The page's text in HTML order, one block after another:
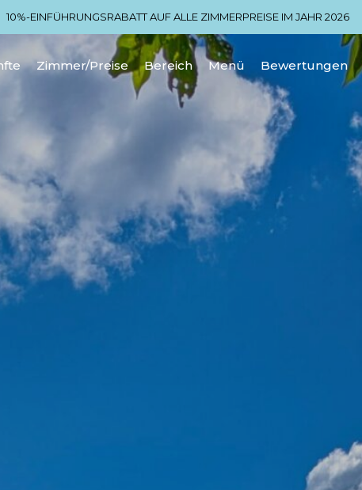
10%-EINFÜHRUNGSRABATT AUF ALLE ZIMMERPREISE IM JAHR 2026
Zimmer/Preise Bereich Menü Bewertungen